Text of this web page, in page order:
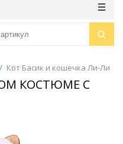
/ Кот Басик и кошечка Ли-Ли
КОСТЮМЕ С